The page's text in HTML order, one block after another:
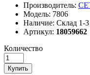
Производитель:
Модель: 7806
Наличие: Склад 1-
Артикул: 18059662
Количество
Купить